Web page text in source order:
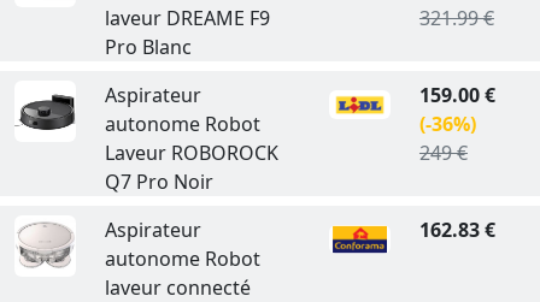
laveur DREAME F9
Pro Blanc
321.99 €
Aspirateur
autonome Robot
Laveur ROBOROCK
Q7 Pro Noir
159.00 €
(-36%)
249 €
Aspirateur
autonome Robot
laveur connecté
162.83 €